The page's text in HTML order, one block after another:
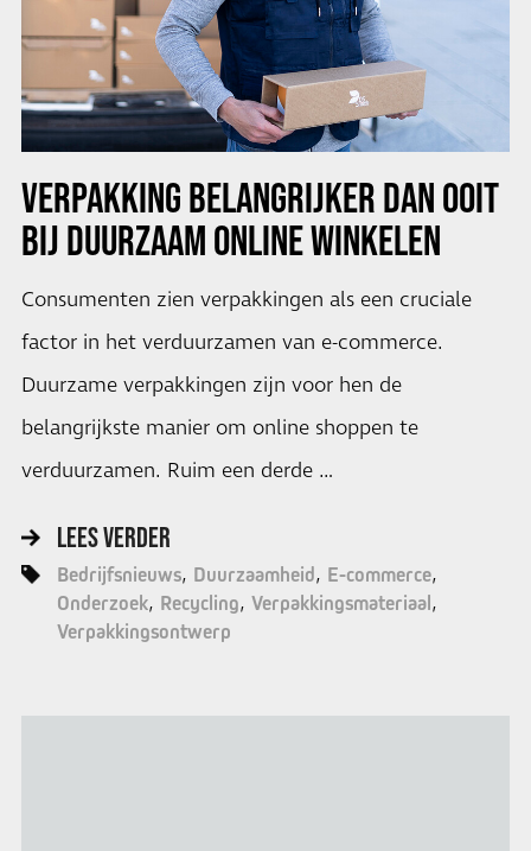
VERPAKKING BELANGRIJKER DAN OOIT
BIJ DUURZAAM ONLINE WINKELEN
Consumenten zien verpakkingen als een cruciale
factor in het verduurzamen van e-commerce.
Duurzame verpakkingen zijn voor hen de
belangrijkste manier om online shoppen te
verduurzamen. Ruim een derde …
LEES VERDER
Bedrijfsnieuws Duurzaamheid E-commerce
Onderzoek Recycling Verpakkingsmateriaal
Verpakkingsontwerp